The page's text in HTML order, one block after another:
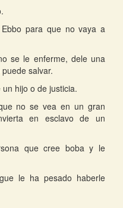
para que no vaya a
se le enferme, dele una
salvar.
hijo o de justicia.
no se vea en un gran
en esclavo de un
que cree boba y le
le ha pesado haberle